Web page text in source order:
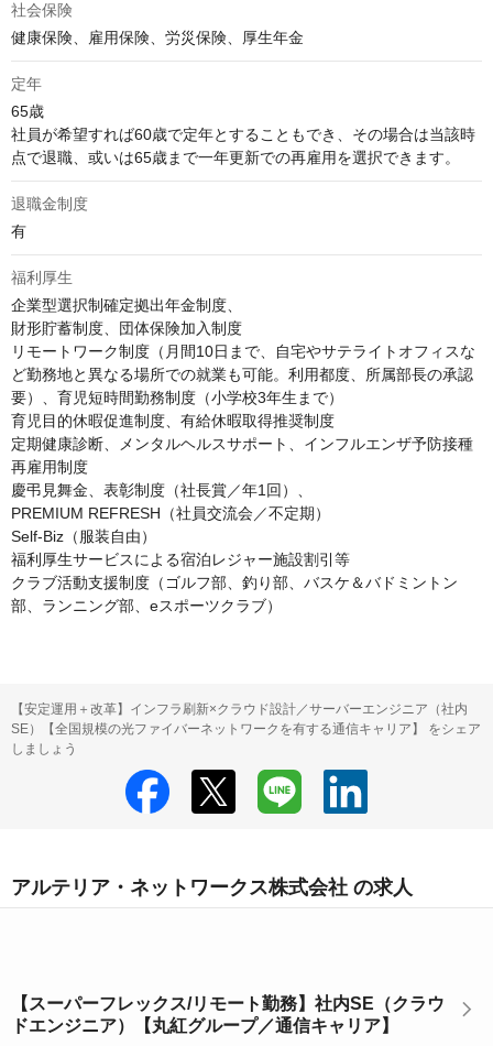
社会保険
健康保険、雇用保険、労災保険、厚生年金
定年
65歳
社員が希望すれば60歳で定年とすることもでき、その場合は当該時
点で退職、或いは65歳まで一年更新での再雇用を選択できます。
退職金制度
有
福利厚生
企業型選択制確定拠出年金制度、
財形貯蓄制度、団体保険加入制度
リモートワーク制度（月間10日まで、自宅やサテライトオフィスな
ど勤務地と異なる場所での就業も可能。利用都度、所属部長の承認
要）、育児短時間勤務制度（小学校3年生まで）
育児目的休暇促進制度、有給休暇取得推奨制度
定期健康診断、メンタルヘルスサポート、インフルエンザ予防接種
再雇用制度
慶弔見舞金、表彰制度（社長賞／年1回）、
PREMIUM REFRESH（社員交流会／不定期）
Self-Biz（服装自由）
福利厚生サービスによる宿泊レジャー施設割引等
クラブ活動支援制度（ゴルフ部、釣り部、バスケ＆バドミントン
部、ランニング部、eスポーツクラブ）
【安定運用＋改革】インフラ刷新×クラウド設計／サーバーエンジニア（社内
SE）【全国規模の光ファイバーネットワークを有する通信キャリア】 をシェア
しましょう
アルテリア・ネットワークス株式会社 の求人
【スーパーフレックス/リモート勤務】社内SE（クラウ
ドエンジニア）【丸紅グループ／通信キャリア】